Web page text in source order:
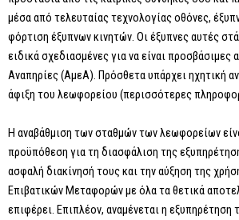
μέσα από τελευταίας τεχνολογίας οθόνες,
φόρτιση έξυπνων κινητών. Οι έξυπνες αυτές
ειδικά σχεδιασμένες για να είναι προσβάσιμες
Αναπηρίες (ΑμεΑ). Πρόσθετα υπάρχει ηχητική
άφιξη του λεωφορείου (περισσότερες
Η αναβάθμιση των σταθμών των λεωφορείων
προϋπόθεση για τη διασφάλιση της
ασφαλή διακίνησή τους και την αύξηση της
Επιβατικών Μεταφορών με όλα τα θετικά
επιφέρει. Επιπλέον, αναμένεται η